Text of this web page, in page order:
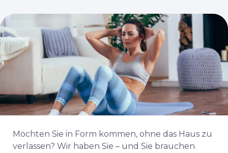
Möchten Sie in Form kommen, ohne das Haus zu
verlassen? Wir haben Sie – und Sie brauchen